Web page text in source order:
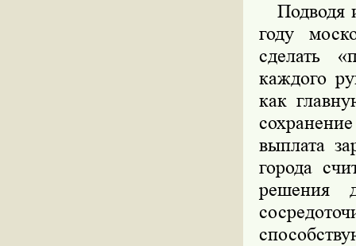
Подводя
году
сделать
каждого
как
выплата
города
решения